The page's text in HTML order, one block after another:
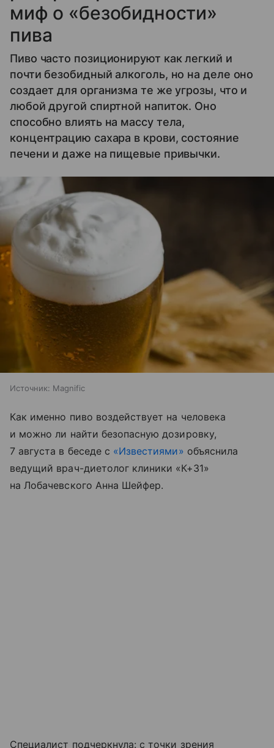
миф о «безобидности»
пива
Пиво часто позиционируют как легкий и
почти безобидный алкоголь, но на деле оно
создает для организма те же угрозы, что и
любой другой спиртной напиток. Оно
способно влиять на массу тела,
концентрацию сахара в крови, состояние
печени и даже на пищевые привычки.
Источник: Magnific
Как именно пиво воздействует на человека
и можно ли найти безопасную дозировку,
7 августа в беседе с «Известиями» объяснила
ведущий врач-диетолог клиники «К+31»
на Лобачевского Анна Шейфер.
Специалист подчеркнула: с точки зрения